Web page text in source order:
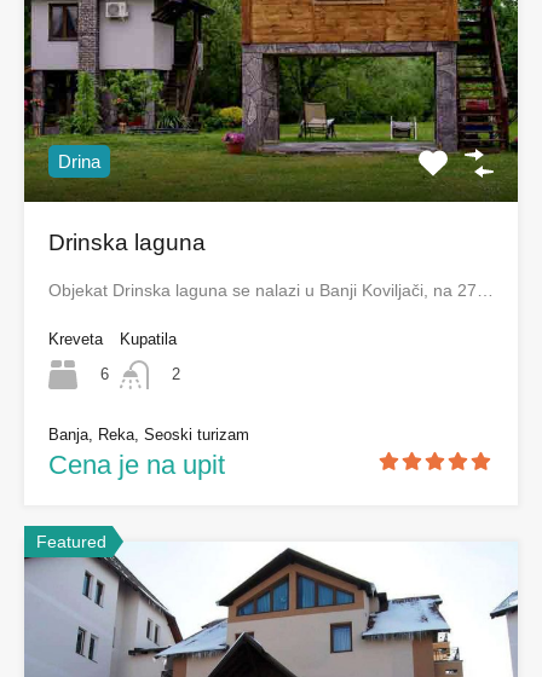
Drina
Drinska laguna
Objekat Drinska laguna se nalazi u Banji Koviljači, na 27…
Kreveta
6
Kupatila
2
Banja, Reka, Seoski turizam
Cena je na upit
Featured